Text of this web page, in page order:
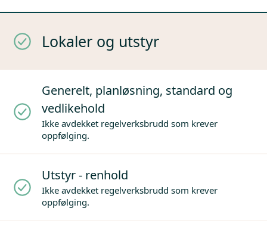
Lokaler og utstyr
Generelt, planløsning, standard og
vedlikehold
Ikke avdekket regelverksbrudd som krever
oppfølging.
Utstyr - renhold
Ikke avdekket regelverksbrudd som krever
oppfølging.